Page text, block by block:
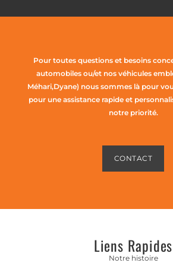
Pour toutes questions et besoins
automobiles ou/et nos véhicules
Méhari,Dyane) nous sommes là pour
pour une assistance rapide et
notre priorité.
CONTACT
Liens Rapides
Notre histoire